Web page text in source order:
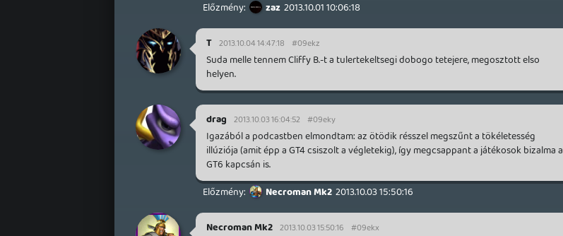
zaz 2013.10.01 10:06:18
T 2013.10.04 14:47:18 #09ekz
Suda melle tennem Cliffy B.-t a tulertekeltsegi dobogo tetejere, megosztott elso
helyen.
drag 2013.10.03 16:04:52 #09eky
Igazából a podcastben elmondtam: az ötödik résszel megszűnt a tökéletesség
illúziója (amit épp a GT4 csiszolt a végletekig), így megcsappant a játékosok bizalma a
GT6 kapcsán is.
Necroman Mk2 2013.10.03 15:50:16
Necroman Mk2 2013.10.03 15:50:16 #09ekx